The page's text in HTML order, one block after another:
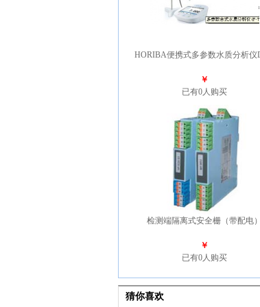
HORIBA便携式多参数水质分析仪
￥
已有0人购买
检测端隔离式安全栅（带配电）
￥
已有0人购买
猜你喜欢